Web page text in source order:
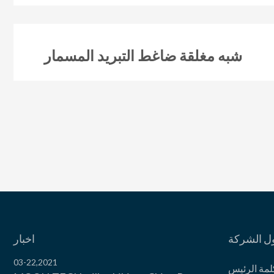
شبه مغلقة ضاغط التبريد المسمار
اخبار
03-22,2021
الشركة
الرئیس